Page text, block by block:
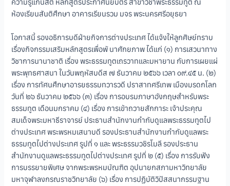
ห้องเรียนสันติศึกษา อาคารเรียนรวม มจร พระนครศรีอยุธยา
โอกาสนี้ รองอธิการบดีฝ่ายกิจการต่างประเทศ ได้แจ้งให้ลูกศิษย์ทราบ
เรื่องกิจกรรมเสริมหลักสูตรเพื่อพั นาศักยภาพ ได้แก่ (๑) การเสวนาทาง
วิชาการนานาชาติ เรื่อง พระธรรมทูตเถรวาทและมหายาน กับการเผยแผ่
พระพุทธศาสนา ในวันพฤหัสบดีส ๗ ธันวาคม ๒๕๖๖ เวลา ๐๙.๔๕ น. (๒)
เรื่อง การทัศนศึกษาอารยธรรมทวารวดี ปราสาทศรีเทพ เมืองมรดกโลก
วันที่ ๒๖ ธันวาคม ๒๕๖๖ (๓) เรื่อง การอบรมภาษาอังกฤษสำหรับพระ
ธรรมทูต เดือนมกราคม (๔) เรื่อง การเข้าถวายสักการะ เจ้าประคุณ
สมเด็จพระมหาธีราจารย์ ประธานสำนักงานกำกับดูแลพระธรรมทูตไป
ต่างประเทศ พระพรหมเสนาบดี รองประธานสำนักงานกำกับดูแลพระ
ธรรมทูตไปต่างประเทศ รูปที่ ๑ และ พระธรรมวชิรโมลี รองประธาน
สำนักงานดูแลพระธรรมทูตไปต่างประเทศ รูปที่ ๒ (๕) เรื่อง การรับฟัง
การบรรยายพิเศษ จากพระพรหมบัณฑิต อุปนายกสภามหาวิทยาลัย
มหาจุฬาลงกรณราชวิทยาลัย (๖) เรื่อง การปฏิบัติวิปัสสนากรรมฐาน